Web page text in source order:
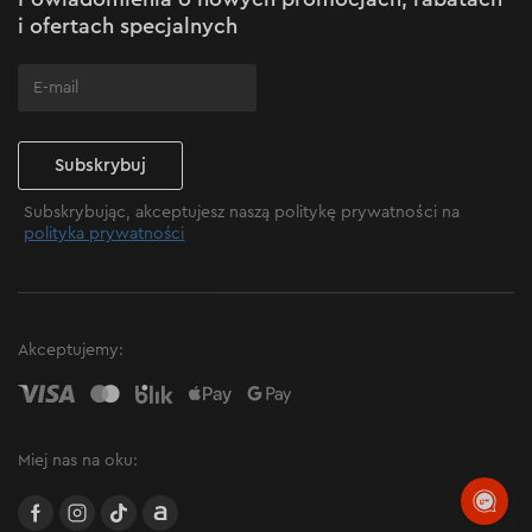
i ofertach specjalnych
Subskrybuj
Subskrybując, akceptujesz naszą politykę prywatności na
polityka prywatności
Akceptujemy:
Miej nas na oku:
facebookinstagramTikTokAllegro